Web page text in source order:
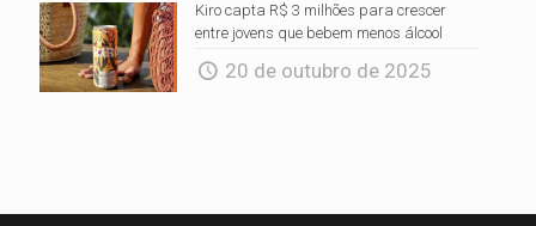
Kiro capta R$ 3 milhões para crescer
entre jovens que bebem menos álcool
20 de outubro de 2025